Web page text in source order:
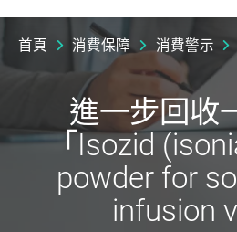
首頁 消費保障 消費警示
進一步回收
「Isozid
powder for
infusion